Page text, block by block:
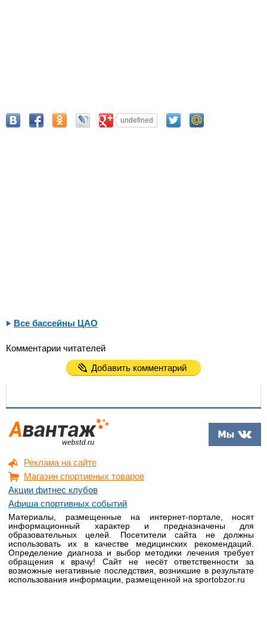
undefined
Все бассейны ЦАО
Комментарии читателей
Добавить комментарий
Реклама на сайте
Магазин спортивных товаров
Акции фитнес клубов
Афиша спортивных событий
Материалы, размещенные на интернет-портале, носят
информационный характер и предназначены для
образовательных целей. Посетители сайта не должны
использовать их в качестве медицинских рекомендаций.
Определение диагноза и выбор методики лечения требует
обращения к врачу! Сайт не несёт ответственности за
возможные негативные последствия, возникшие в результате
использования информации, размещенной на sportobzor.ru